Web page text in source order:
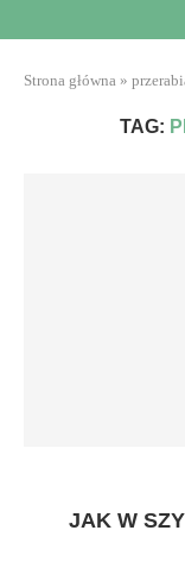
Strona główna »
TAG:
JAK W